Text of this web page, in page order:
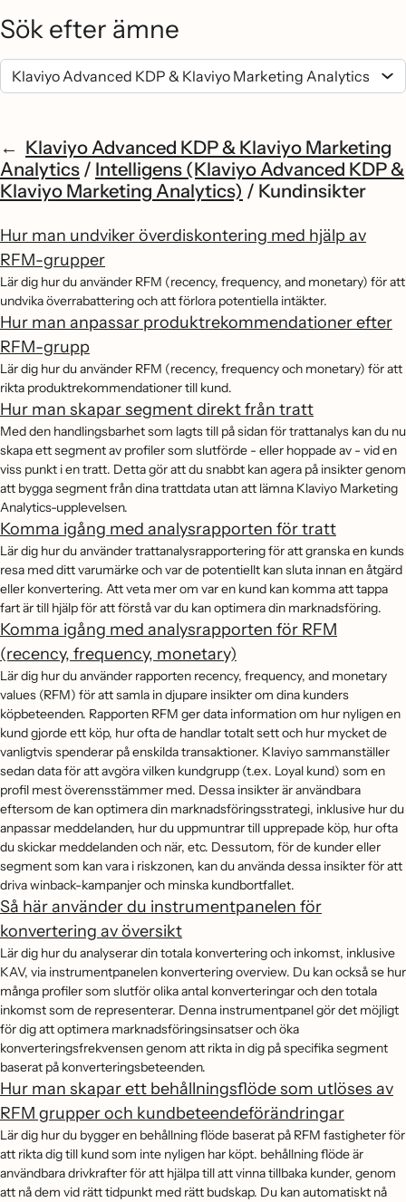
Sök efter ämne
Klaviyo Advanced KDP & Klaviyo Marketing
Analytics / Intelligens (Klaviyo Advanced KDP &
Klaviyo Marketing Analytics) / Kundinsikter
Hur man undviker överdiskontering med hjälp av
RFM-grupper
Lär dig hur du använder RFM (recency, frequency, and monetary) för att
undvika överrabattering och att förlora potentiella intäkter.
Hur man anpassar produktrekommendationer efter
RFM-grupp
Lär dig hur du använder RFM (recency, frequency och monetary) för att
rikta produktrekommendationer till kund.
Hur man skapar segment direkt från tratt
Med den handlingsbarhet som lagts till på sidan för trattanalys kan du nu
skapa ett segment av profiler som slutförde - eller hoppade av - vid en
viss punkt i en tratt. Detta gör att du snabbt kan agera på insikter genom
att bygga segment från dina trattdata utan att lämna Klaviyo Marketing
Analytics-upplevelsen.
Komma igång med analysrapporten för tratt
Lär dig hur du använder trattanalysrapportering för att granska en kunds
resa med ditt varumärke och var de potentiellt kan sluta innan en åtgärd
eller konvertering. Att veta mer om var en kund kan komma att tappa
fart är till hjälp för att förstå var du kan optimera din marknadsföring.
Komma igång med analysrapporten för RFM
(recency, frequency, monetary)
Lär dig hur du använder rapporten recency, frequency, and monetary
values (RFM) för att samla in djupare insikter om dina kunders
köpbeteenden. Rapporten RFM ger data information om hur nyligen en
kund gjorde ett köp, hur ofta de handlar totalt sett och hur mycket de
vanligtvis spenderar på enskilda transaktioner. Klaviyo sammanställer
sedan data för att avgöra vilken kundgrupp (t.ex. Loyal kund) som en
profil mest överensstämmer med. Dessa insikter är användbara
eftersom de kan optimera din marknadsföringsstrategi, inklusive hur du
anpassar meddelanden, hur du uppmuntrar till upprepade köp, hur ofta
du skickar meddelanden och när, etc. Dessutom, för de kunder eller
segment som kan vara i riskzonen, kan du använda dessa insikter för att
driva winback-kampanjer och minska kundbortfallet.
Så här använder du instrumentpanelen för
konvertering av översikt
Lär dig hur du analyserar din totala konvertering och inkomst, inklusive
KAV, via instrumentpanelen konvertering overview. Du kan också se hur
många profiler som slutför olika antal konverteringar och den totala
inkomst som de representerar. Denna instrumentpanel gör det möjligt
för dig att optimera marknadsföringsinsatser och öka
konverteringsfrekvensen genom att rikta in dig på specifika segment
baserat på konverteringsbeteenden.
Hur man skapar ett behållningsflöde som utlöses av
RFM grupper och kundbeteendeförändringar
Lär dig hur du bygger en behållning flöde baserat på RFM fastigheter för
att rikta dig till kund som inte nyligen har köpt. behållning flöde är
användbara drivkrafter för att hjälpa till att vinna tillbaka kunder, genom
att nå dem vid rätt tidpunkt med rätt budskap. Du kan automatiskt nå